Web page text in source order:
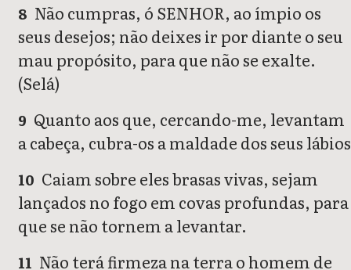
8 Não cumpras, ó SENHOR, ao ímpio os
seus desejos; não deixes ir por diante o seu
mau propósito, para que não se exalte.
(Selá)
9 Quanto aos que, cercando-me, levantam
a cabeça, cubra-os a maldade dos seus
10 Caiam sobre eles brasas vivas, sejam
lançados no fogo em covas profundas, para
que se não tornem a levantar.
11 Não terá firmeza na terra o homem de